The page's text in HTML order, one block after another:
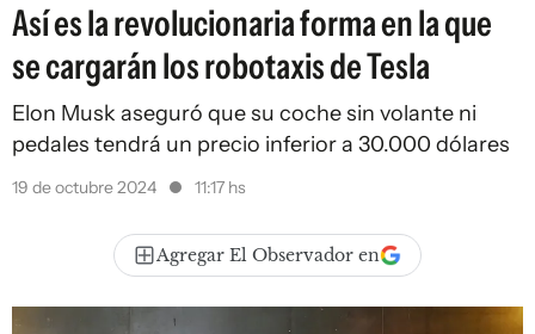
Así es la revolucionaria forma en la que
se cargarán los robotaxis de Tesla
Elon Musk aseguró que su coche sin volante ni
pedales tendrá un precio inferior a 30.000 dólares
19 de octubre 2024 11:17 hs
Agregar El Observador en